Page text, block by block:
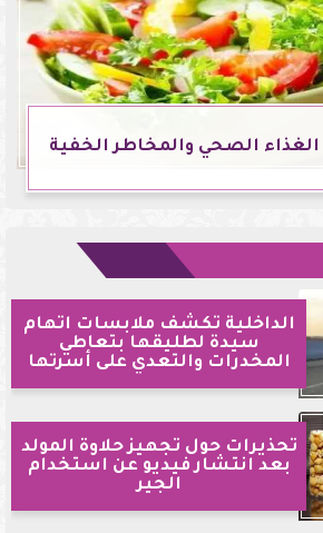
الصحي والمخاطر الخفية
الداخلية تكشف ملابسات اتهام
سيدة لطليقها بتعاطي
المخدرات والتعدي على أسرتها
تحذيرات حول تجهيز حلاوة المولد
بعد انتشار فيديو عن استخدام
الجير